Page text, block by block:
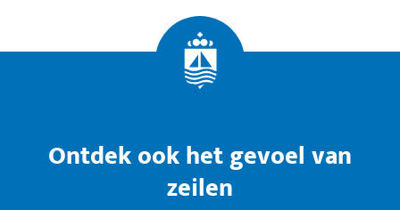
Ontdek ook het gevoel van
zeilen